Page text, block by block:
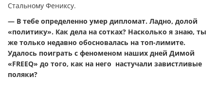
Стальному Фениксу.
— В тебе определенно умер дипломат. Ладно, долой
«политику». Как дела на сотках? Насколько я знаю, ты
же только недавно обосновалась на топ-лимите.
Удалось поиграть с феноменом наших дней Димой
«FREEQ» до того, как на него настучали завистливые
поляки?